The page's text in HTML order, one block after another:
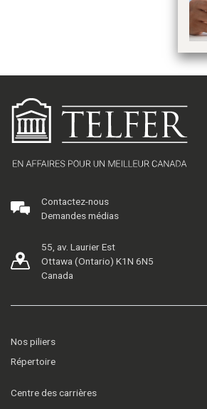
Contactez-nous
Demandes médias
55, av. Laurier Est
Ottawa (Ontario) K1N 6N5
Canada
Nos piliers
Répertoire
Centre des carrières